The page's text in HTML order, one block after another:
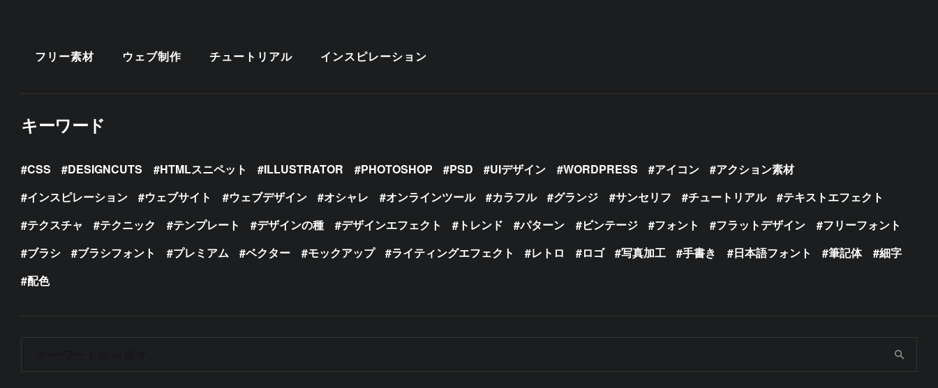
フリー素材 ウェブ制作 チュートリアル インスピレーション
キーワード
CSS DESIGNCUTS HTMLスニペット ILLUSTRATOR PHOTOSHOP PSD UIデザイン WORDPRESS アイコン
アクション素材
インスピレーション
ウェブサイト ウェブデザイン オシャレ オンラインツール カラフル グランジ サンセリフ チュートリアル
テキストエフェクト
テクスチャ
テクニック テンプレート デザインの種 デザインエフェクト トレンド パターン ビンテージ フォント フラットデザイン
フリーフォント
ブラシ
ブラシフォント プレミアム ベクター モックアップ ライティングエフェクト レトロ ロゴ 写真加工 手書き 日本語フォント 筆記体
細字
配色